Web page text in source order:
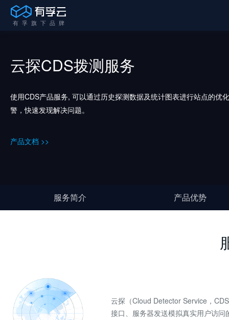
云探CDS拨测服务
使用CDS产品服务, 可以通过历史探测数据及统计图表进行站点的优
警，快速发现解决问题。
产品文档 >>
服务简介 产品优势
云探（Cloud Detector Service，
接口、服务器发送模拟真实用户访